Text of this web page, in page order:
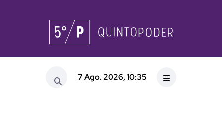
7 Ago. 2026, 10:35